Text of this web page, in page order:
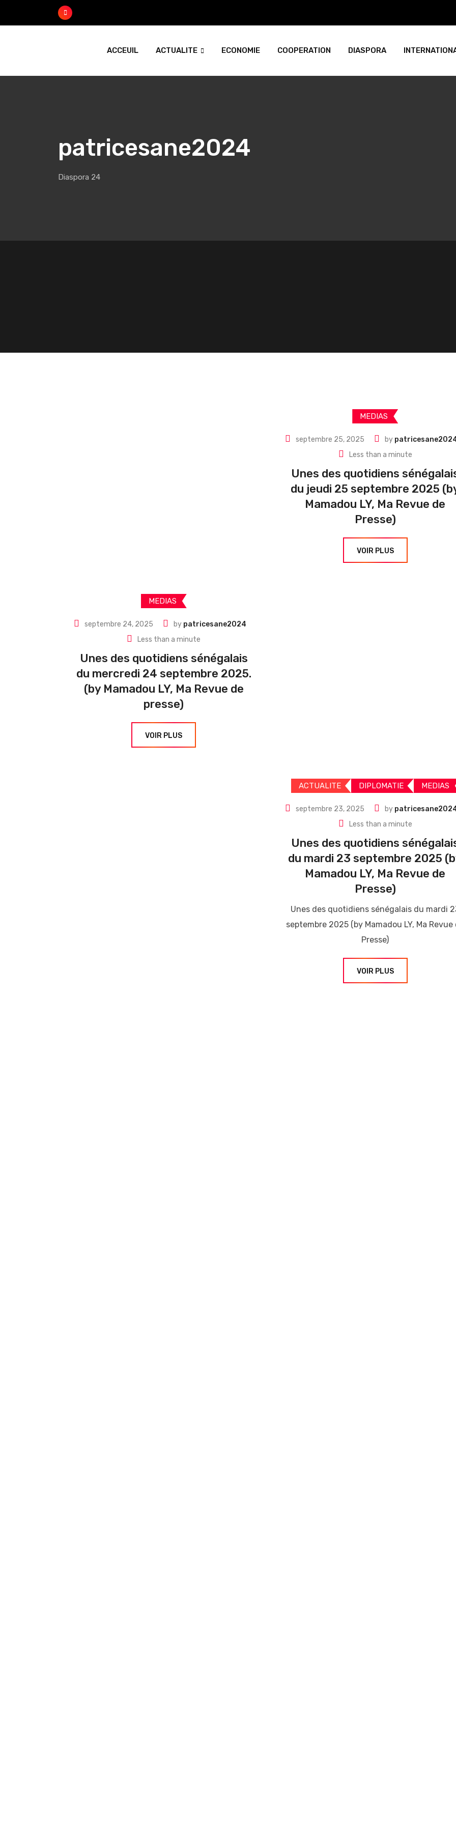
ACCEUIL ACTUALITE ECONOMIE COOPERATION DIASPORA
patricesane2024
Diaspora 24
MEDIAS
septembre 25, 2025 by
Less than a minute
Unes des quotidiens
du jeudi 25 septembre 2025
Mamadou LY, Ma Revue de
Presse)
VOIR PLUS
MEDIAS
septembre 24, 2025 by patricesane2024
Less than a minute
Unes des quotidiens sénégalais
du mercredi 24 septembre 2025.
(by Mamadou LY, Ma Revue de
presse)
VOIR PLUS
ACTUALITE DIPLOMATIE MEDIAS
septembre 23, 2025 by
Less than a minute
Unes des quotidiens
du mardi 23 septembre 2025
Mamadou LY, Ma Revue de
Presse)
Unes des quotidiens sénégalais du mardi
septembre 2025 (by Mamadou LY, Ma Revue
Presse)
VOIR PLUS